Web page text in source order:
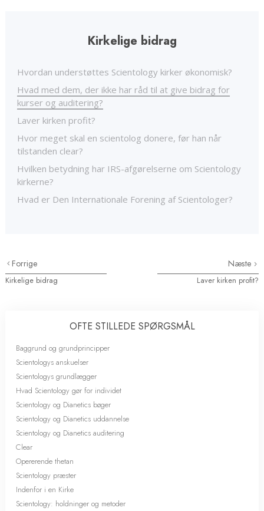
Kirkelige bidrag
Hvordan understøttes Scientology kirker økonomisk?
Hvad med dem, der ikke har råd til at give bidrag for
kurser og auditering?
Laver kirken profit?
Hvor meget skal en scientolog donere, før han når
tilstanden clear?
Hvilken betydning har IRS-afgørelserne om Scientology
kirkerne?
Hvad er Den Internationale Forening af Scientologer?
Forrige
Kirkelige bidrag
Næste
Laver kirken profit?
OFTE STILLEDE SPØRGSMÅL
Baggrund og grundprincipper
Scientologys anskuelser
Scientologys grundlægger
Hvad Scientology gør for individet
Scientology og Dianetics bøger
Scientology og Dianetics uddannelse
Scientology og Dianetics auditering
Clear
Opererende thetan
Scientology præster
Indenfor i en Kirke
Scientology: holdninger og metoder